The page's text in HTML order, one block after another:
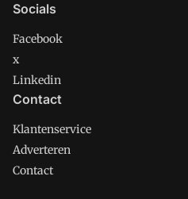
Socials
Facebook
x
Linkedin
Contact
Klantenservice
Adverteren
Contact